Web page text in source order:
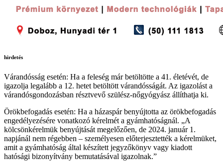
hirdetés
Várandósság esetén: Ha a feleség már betöltötte a 41. életévét, de
igazolja legalább a 12. hetet betöltött várandósságát. Az igazolást a
várandósgondozásban résztvevő szülész-nőgyógyász állíthatja ki.
Örökbefogadás esetén: Ha a házaspár benyújtotta az örökbefogadás
engedélyezésére vonatkozó kérelmét a gyámhatóságnál. „A
kölcsönkérelmük benyújtását megelőzően, de 2024. január 1.
napjánál nem régebben – személyesen előterjesztették a kérelmüket,
amit a gyámhatóság által készített jegyzőkönyv vagy kiadott
hatósági bizonyítvány bemutatásával igazolnak.”